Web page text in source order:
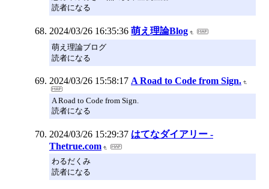
読者になる
2024/03/26 16:35:36 萌え理論Blog
萌え理論ブログ
読者になる
2024/03/26 15:58:17 A Road to Code from Sign.
A Road to Code from Sign.
読者になる
2024/03/26 15:29:37 はてなダイアリー -
Thetrue.com
わるだくみ
読者になる